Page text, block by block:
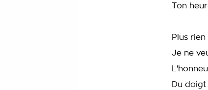
Ton
Plus
Je ne
Du